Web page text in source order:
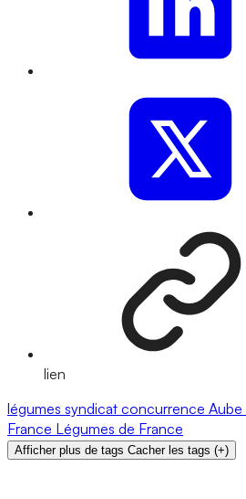
lien
légumes syndicat concurrence Aube
France Légumes de France
Afficher plus de tags Cacher les tags (+)